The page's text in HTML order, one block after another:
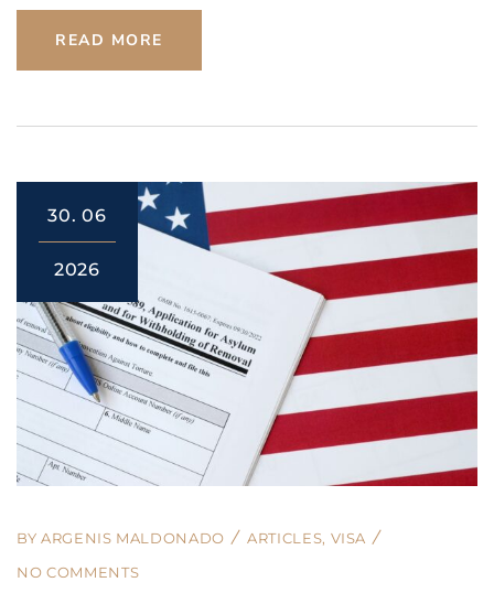
READ MORE
30. 06
2026
BY ARGENIS MALDONADO ARTICLES, VISA
NO COMMENTS